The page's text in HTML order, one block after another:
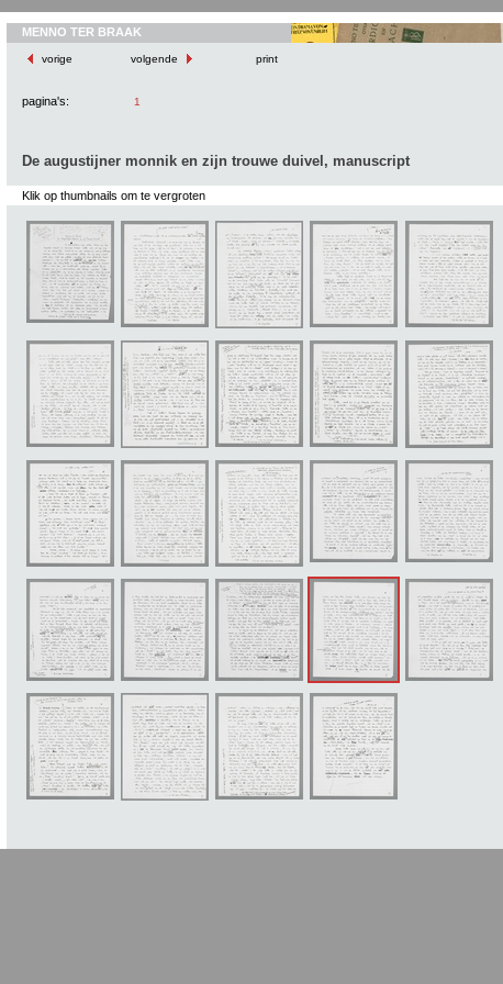
MENNO TER BRAAK
vorige volgende print
pagina's: 1
De augustijner monnik en zijn trouwe duivel, manuscript
Klik op thumbnails om te vergroten